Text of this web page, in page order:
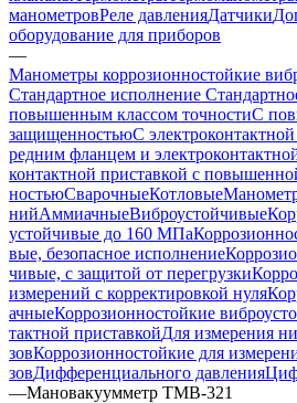
манометровРеле давленияДатчики
оборудование для приборов
—
Манометры кор­ро­зи­он­но­стой­кие
Стандартное исполнение
по­вы­шен­ным клас­сом точностиС
защи­щен­ностьюС
ред­ним флан­цем и
контакт­ной при­став­кой с
ностьюСварочныеКотловые
нийАммиачныеВиб­ро­ус­той­чи­вые
ус­той­чи­вые до 160 МПа
вые, бе­зо­пас­ное ис­пол­не­ние
чи­вые, с за­щи­той от пе­ре­груз­ки
изме­ре­ний с кор­рек­ти­ров­кой нуля
ач­ныеКор­ро­зи­он­но­стой­кие
такт­ной при­став­койДля изме­ре­ния
зовКор­ро­зи­он­но­стой­кие для
зовДиф­фе­рен­ци­аль­но­го дав­ле­ния
—Мановакуумметр ТМВ-321